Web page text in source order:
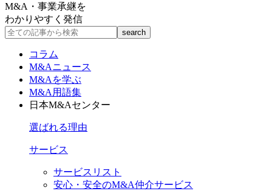
M&A・事業承継を
わかりやすく発信
コラム
M&Aニュース
M&Aを学ぶ
M&A用語集
日本M&Aセンター
選ばれる理由
サービス
サービスリスト
安心・安全のM&A仲介サービス